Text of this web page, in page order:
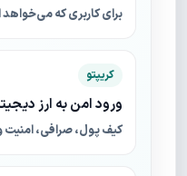
برای کاربری که می‌خواهد
کریپتو
ورود امن به ارز
کیف پول، صرافی،